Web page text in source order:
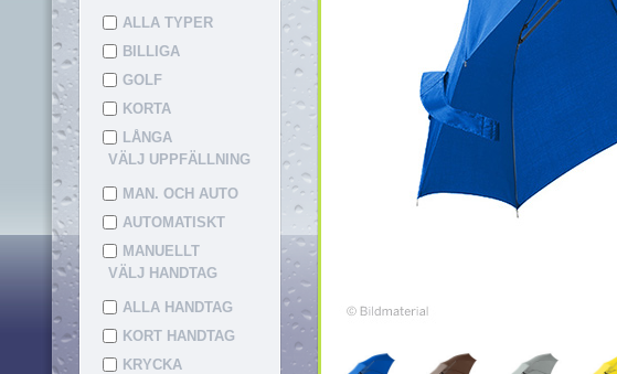
ALLA TYPER
BILLIGA
GOLF
KORTA
LÅNGA
VÄLJ UPPFÄLLNING
MAN. OCH AUTO
AUTOMATISKT
MANUELLT
VÄLJ HANDTAG
ALLA HANDTAG
KORT HANDTAG
KRYCKA